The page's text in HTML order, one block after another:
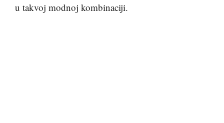
u takvoj modnoj kombinaciji.